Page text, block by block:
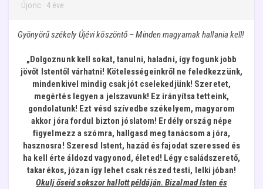
· Újonc · 4 éve
Gyönyörű székely Újévi köszöntő – Minden magyarnak hallania kell!
„Dolgoznunk kell sokat, tanulni, haladni, így fogunk jobb
jövőt Istentől várhatni! Kötelességeinkről ne feledkezzünk,
mindenkivel mindig csak jót cselekedjünk! Szeretet,
megértés legyen a jelszavunk! Ez irányítsa tetteink,
gondolatunk! Ezt vésd szívedbe székelyem, magyarom
akkor jóra fordul bizton jóslatom! Erdély ország népe
figyelmezz a szómra, hallgasd meg tanácsom a jóra,
hasznosra! Szeresd Istent, hazád és fajodat szeressed és
ha kell érte áldozd vagyonod, életed! Légy családszerető,
takarékos, józan így lehet csak részed testi, lelki jóban!
Okulj őseid sokszor hallott példáján. Bizalmad Isten és